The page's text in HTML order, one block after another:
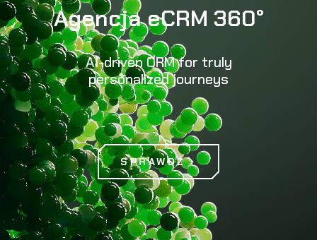
INSPIRACJE
KARIERA
KONTAKT
EN
PL
Agencja eCRM 360°
AI-driven CRM for truly
personalized journeys
SPRAWDŹ